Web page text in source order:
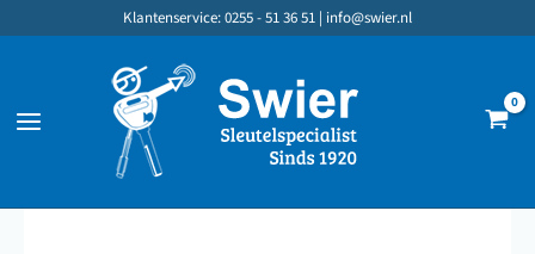
inhoud
Klantenservice: 0255 - 51 36 51 | info@swier.nl